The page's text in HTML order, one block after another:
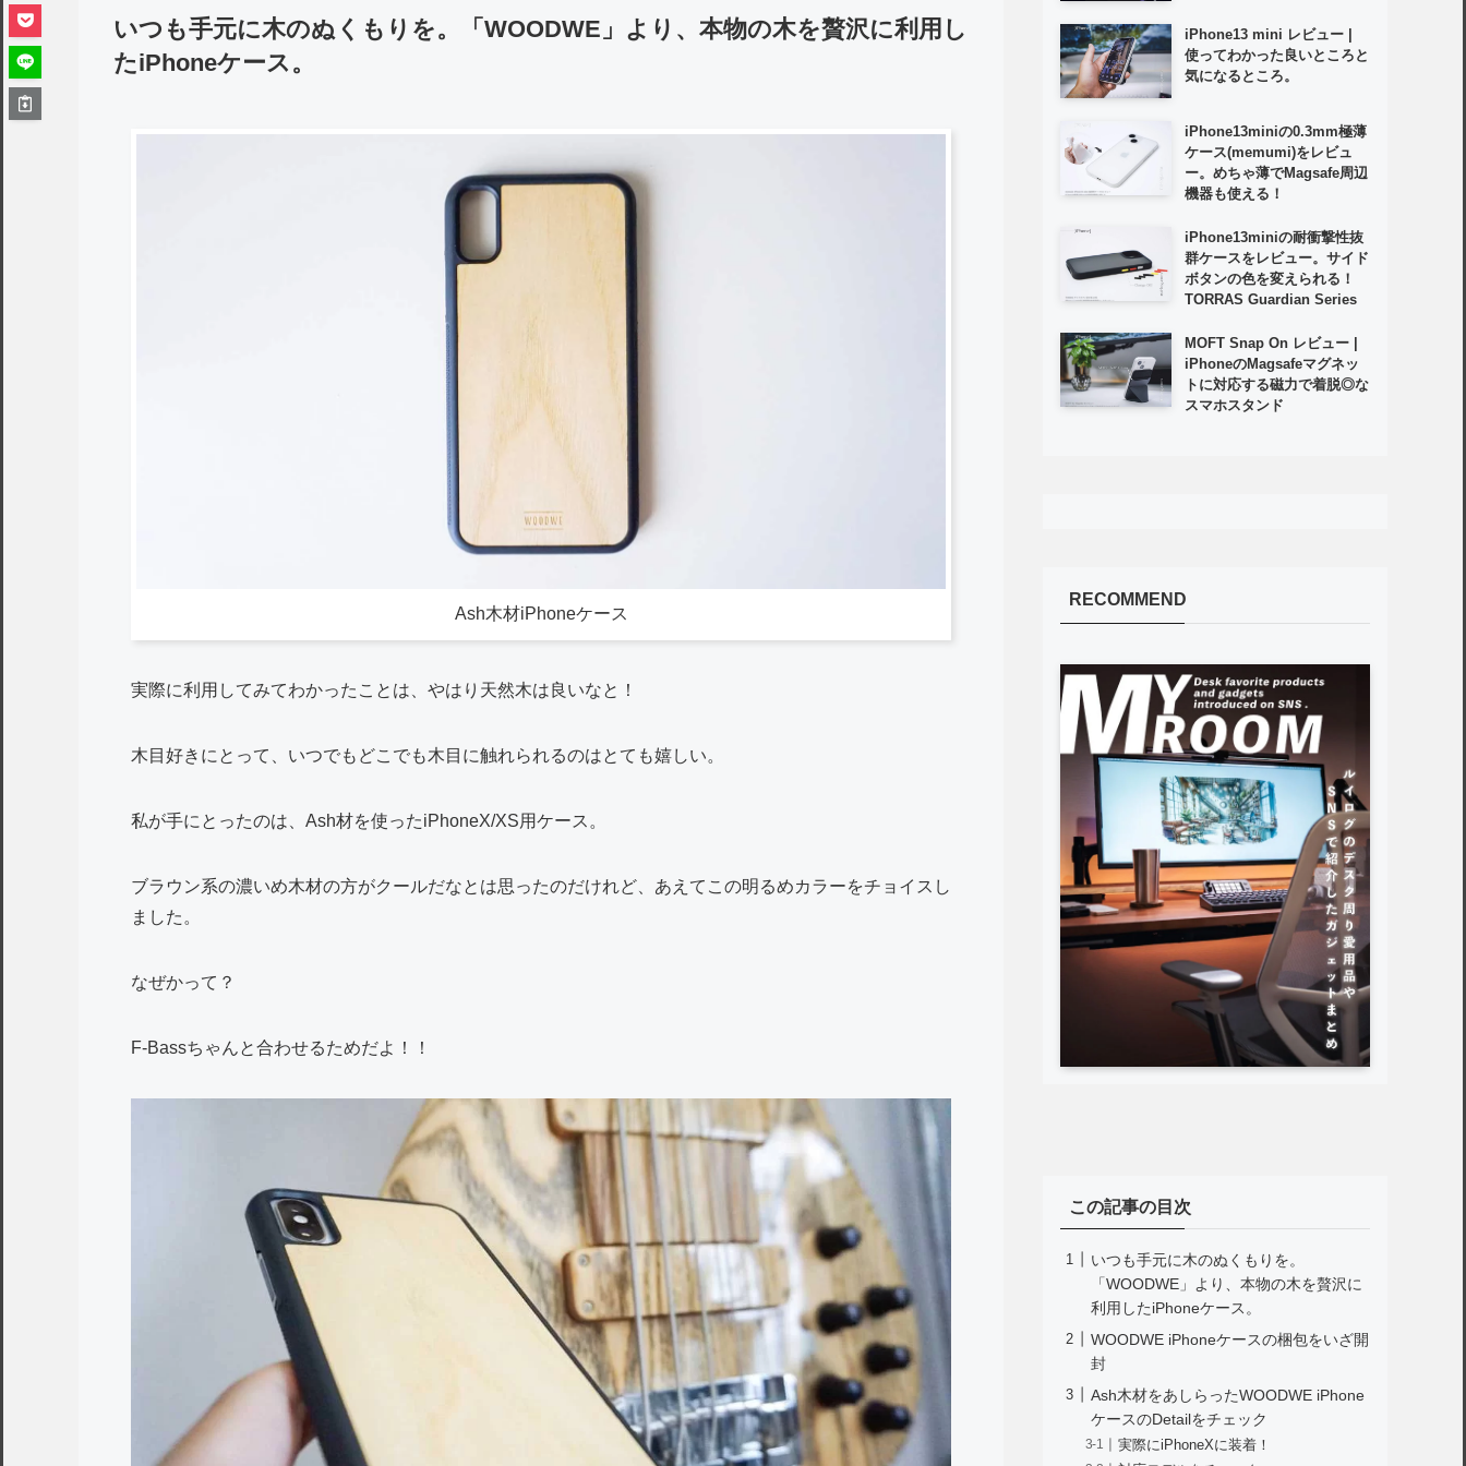
いつも手元に木のぬくもりを。「WOODWE」より、本物の木を贅沢に利用し
たiPhoneケース。
Ash木材iPhoneケース
実際に利用してみてわかったことは、やはり天然木は良いなと！
木目好きにとって、いつでもどこでも木目に触れられるのはとても嬉しい。
私が手にとったのは、Ash材を使ったiPhoneX/XS用ケース。
ブラウン系の濃いめ木材の方がクールだなとは思ったのだけれど、あえてこの明るめカラーをチョイスし
ました。
なぜかって？
F-Bassちゃんと合わせるためだよ！！
iPhone13 mini レビュー |
使ってわかった良いところと
気になるところ。
iPhone13miniの0.3mm極薄
ケース(memumi)をレビュ
ー。めちゃ薄でMagsafe周辺
機器も使える！
iPhone13miniの耐衝撃性抜
群ケースをレビュー。サイド
ボタンの色を変えられる！
TORRAS Guardian Series
MOFT Snap On レビュー |
iPhoneのMagsafeマグネッ
トに対応する磁力で着脱◎な
スマホスタンド
RECOMMEND
この記事の目次
いつも手元に木のぬくもりを。
「WOODWE」より、本物の木を贅沢に
利用したiPhoneケース。
WOODWE iPhoneケースの梱包をいざ開
封
Ash木材をあしらったWOODWE iPhone
ケースのDetailをチェック
実際にiPhoneXに装着！